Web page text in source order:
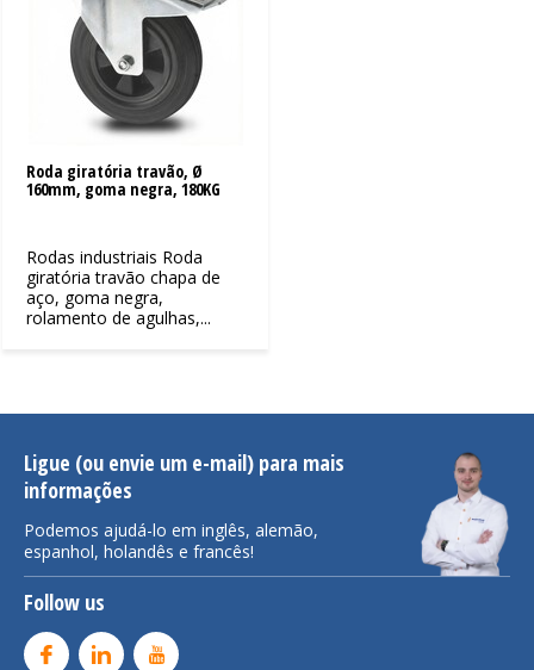
Roda giratória travão, Ø
160mm, goma negra, 180KG
Rodas industriais Roda
giratória travão chapa de
aço, goma negra,
rolamento de agulhas,...
Ligue (ou envie um e-mail) para mais
informações
Podemos ajudá-lo em inglês, alemão,
espanhol, holandês e francês!
Follow us